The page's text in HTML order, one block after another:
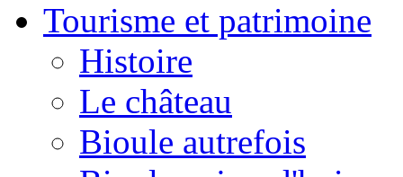
Tourisme et patrimoine
Histoire
Le château
Bioule autrefois